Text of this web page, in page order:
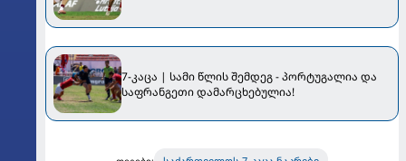
7-კაცა | სამი წლის შემდეგ - პორტუგალია და
საფრანგეთი დამარცხებულია!